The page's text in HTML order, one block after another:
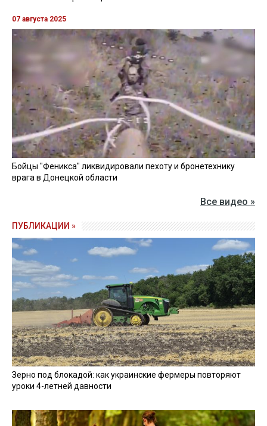
07 августа 2025
Бойцы "Феникса" ликвидировали пехоту и бронетехнику
врага в Донецкой области
Все видео »
ПУБЛИКАЦИИ »
Зерно под блокадой: как украинские фермеры повторяют
уроки 4-летней давности